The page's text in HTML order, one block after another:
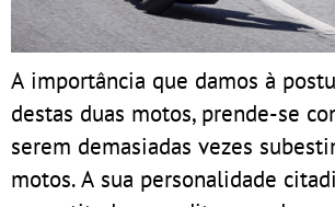
A importância que damos à
destas duas motos, prende-se
serem demasiadas vezes
motos. A sua personalidade